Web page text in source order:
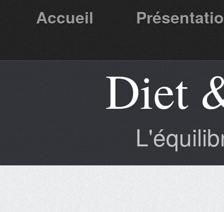
Accueil
Partenaires Diet